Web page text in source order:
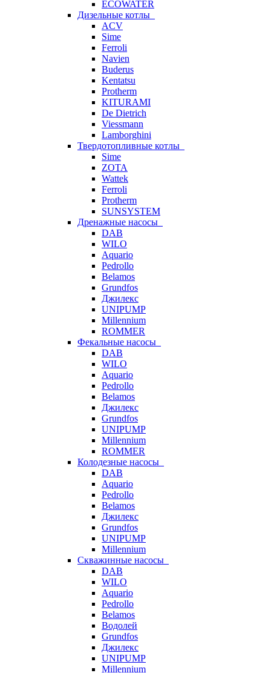
ECOWATER
Дизельные котлы
ACV
Sime
Ferroli
Navien
Buderus
Kentatsu
Protherm
KITURAMI
De Dietrich
Viessmann
Lamborghini
Твердотопливные котлы
Sime
ZOTA
Wattek
Ferroli
Protherm
SUNSYSTEM
Дренажные насосы
DAB
WILO
Aquario
Pedrollo
Belamos
Grundfos
Джилекс
UNIPUMP
Millennium
ROMMER
Фекальные насосы
DAB
WILO
Aquario
Pedrollo
Belamos
Джилекс
Grundfos
UNIPUMP
Millennium
ROMMER
Колодезные насосы
DAB
Aquario
Pedrollo
Belamos
Джилекс
Grundfos
UNIPUMP
Millennium
Скважинные насосы
DAB
WILO
Aquario
Pedrollo
Belamos
Водолей
Grundfos
Джилекс
UNIPUMP
Millennium